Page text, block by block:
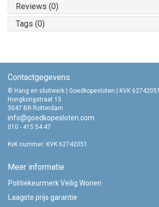
Reviews (0)
Tags (0)
Contactgegevens
© Hang en sluitwerk | Goedkopesloten | KVK 62742051
Hongkongstraat 15
3047 BR Rotterdam
info@goedkopesloten.com
010 - 415 54 47
KvK nummer: KVK 62742051
Meer informatie
Politiekeurmerk Veilig Wonen
Laagste prijs garantie